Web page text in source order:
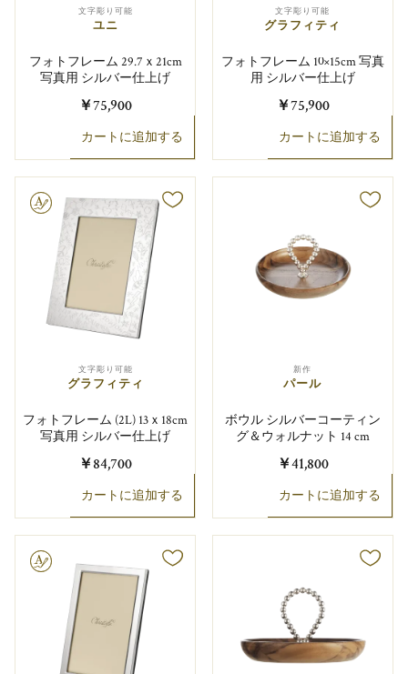
文字彫り可能
ユニ
フォトフレーム 29.7ｘ21cm
写真用 シルバー仕上げ
￥75,900
カートに追加する
文字彫り可能
グラフィティ
フォトフレーム 10×15cm 写真
用 シルバー仕上げ
￥75,900
カートに追加する
文字彫り可能
グラフィティ
フォトフレーム (2L) 13ｘ18cm
写真用 シルバー仕上げ
￥84,700
カートに追加する
新作
パール
ボウル シルバーコーティン
グ＆ウォルナット 14 cm
￥41,800
カートに追加する